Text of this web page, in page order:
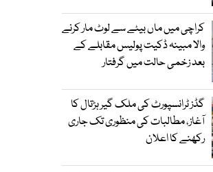
کراچی میں ماں بیٹے سے لوٹ مار کرنے
والا مبینہ ڈکیت پولیس مقابلے کے
بعد زخمی حالت میں گرفتار
گڈز ٹرانسپورٹ کی ملک گیر ہڑتال کا
آغاز، مطالبات کی منظوری تک جاری
رکھنے کا اعلان